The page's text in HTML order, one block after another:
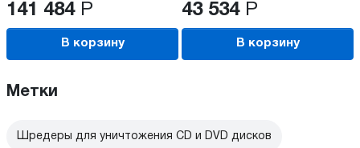
141 484 Р
В корзину
43 534 Р
В корзину
Метки
Шредеры для уничтожения CD и DVD дисков